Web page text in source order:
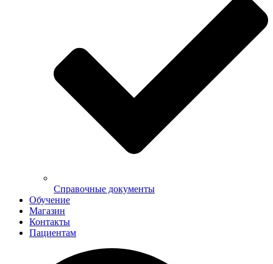
Справочные документы
Обучение
Магазин
Контакты
Пациентам